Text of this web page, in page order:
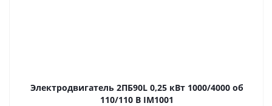
Электродвигатель 2ПБ90L 0,25 кВт 1000/4000 об
110/110 В IM1001